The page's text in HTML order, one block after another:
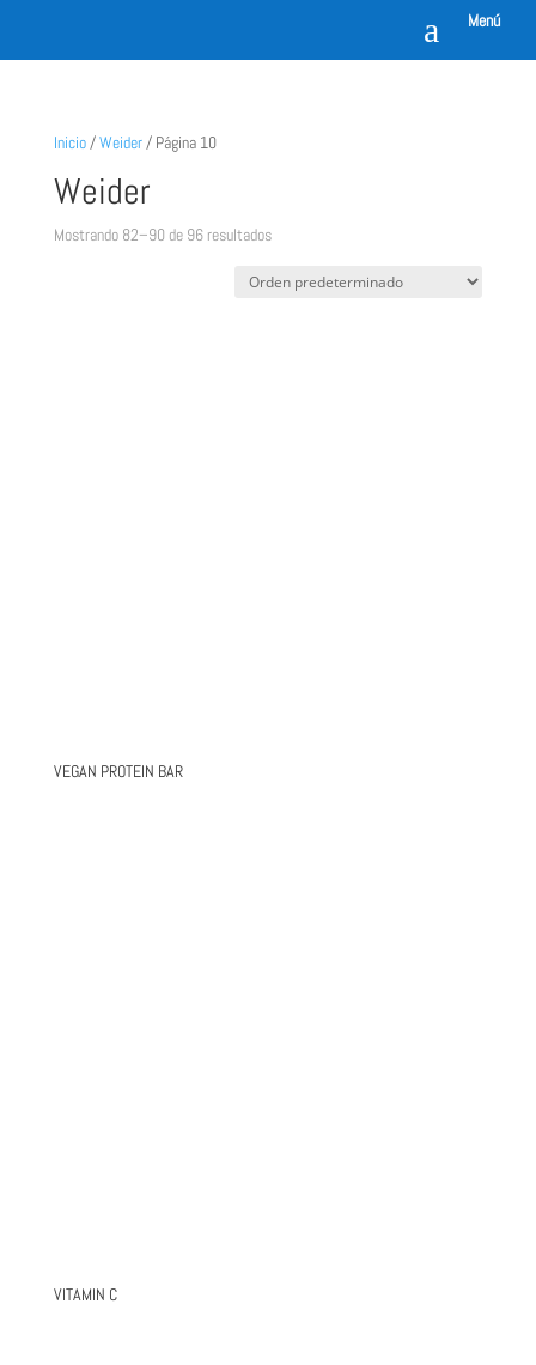
a Menú
Inicio/Weider/ Página 10
Weider
Mostrando 82–90 de 96 resultados
VEGAN PROTEIN BAR
VITAMIN C